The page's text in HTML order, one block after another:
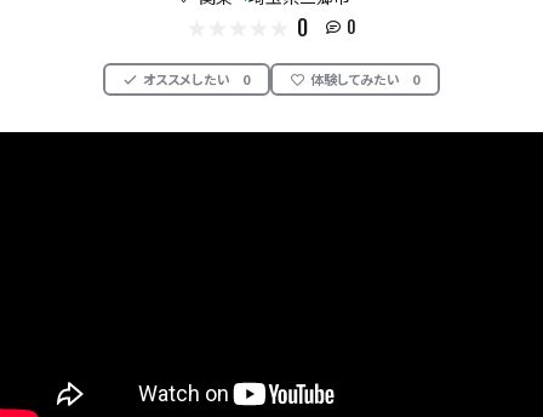
0 0
オススメしたい 0 体験してみたい 0